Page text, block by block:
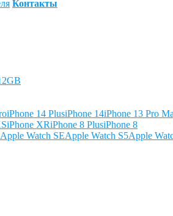
Контакты
iPhone 14 PlusiPhone 14iPhone 13 Pro
iPhone XRiPhone 8 PlusiPhone 8
Apple Watch SEApple Watch S5Apple